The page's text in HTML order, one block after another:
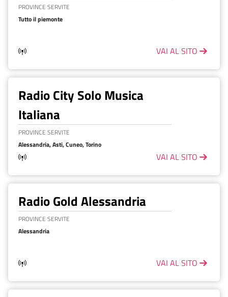
PROVINCE SERVITE
Tutto il piemonte
VAI AL SITO
Radio City Solo Musica
Italiana
PROVINCE SERVITE
Alessandria, Asti, Cuneo, Torino
VAI AL SITO
Radio Gold Alessandria
PROVINCE SERVITE
Alessandria
VAI AL SITO